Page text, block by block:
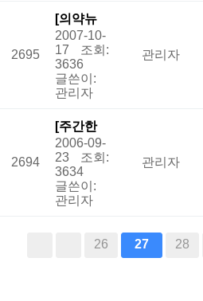
기
2695
[의약뉴
스] 희귀·
난치병 25
시「코넬
리아드랑
군」
인
기
2007-10-
17
조회:
3636
글쓴이:
관리자
관리자
2694
[주간한
국] 희귀·
난치병과
싸우는 가
족 「소뇌
2006-09-
23
조회:
3634
글쓴이:
관리자
관리자
26 27 28